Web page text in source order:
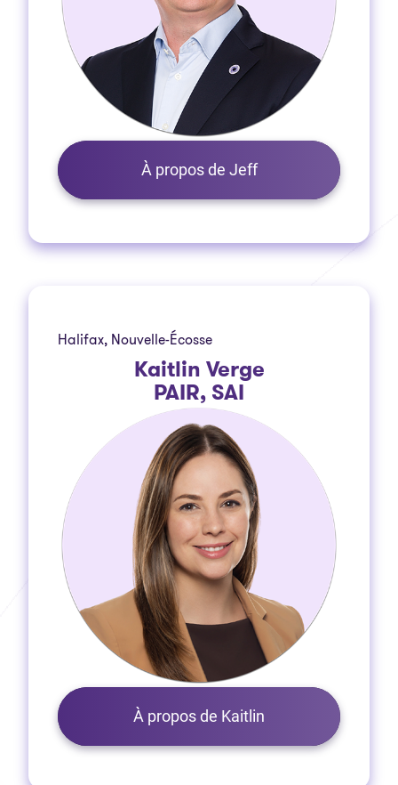
À propos de Jeff
Halifax, Nouvelle-Écosse
Kaitlin Verge
PAIR, SAI
À propos de Kaitlin